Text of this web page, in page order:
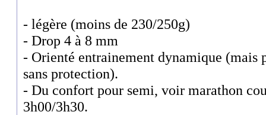
- légère (moins de 230/250g)
- Drop 4 à 8 mm
- Orienté entrainement dynamique (mais
sans protection).
- Du confort pour semi, voir marathon
3h00/3h30.